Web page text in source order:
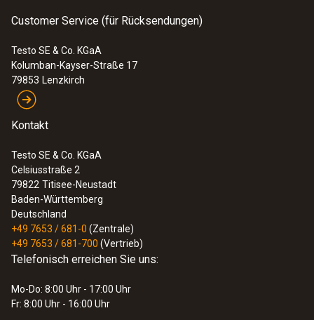
:0563 0102
Frittieröl-Temperatur Set BT
683,06 €
Customer Service (für Rücksendungen)
Testo SE & Co. KGaA
Kolumban-Kayser-Straße 17
79853 Lenzkirch
Kontakt
Testo SE & Co. KGaA
Celsiusstraße 2
79822 Titisee-Neustadt
Baden-Württemberg
Deutschland
+49 7653 / 681-0 (Zentrale)
+49 7653 / 681-700 (Vertrieb)
Telefonisch erreichen Sie uns:
Mo-Do: 8:00 Uhr - 17:00 Uhr
Fr: 8:00 Uhr - 16:00 Uhr